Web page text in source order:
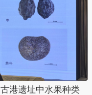
港遗址中水果种类